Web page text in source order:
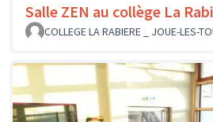
Salle ZEN au collège La
COLLEGE LA RABIERE _ JOUE-LES-